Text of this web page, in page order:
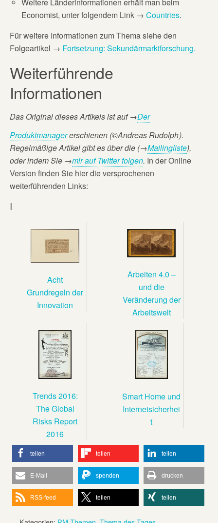
Weitere Länderinformationen erhält man beim
Economist, unter folgendem Link →Countries.
Für weitere Informationen zum Thema siehe den
Folgeartikel → Fortsetzung: Sekundärmarktforschung.
Weiterführende
Informationen
Das Original dieses Artikels ist auf→Der
Produktmanagererschienen (©Andreas Rudolph).
Regelmäßige Artikel gibt es über die (→Mailingliste),
oderindem Sie →mir auf Twitter folgen. In der Online
Version finden Sie hier die versprochenen
weiterführenden Links:
I
Acht
Grundregeln der
Innovation
Arbeiten 4.0 –
und die
Veränderung der
Arbeitswelt
Trends 2016:
The Global
Risks Report
2016
Smart Home und
Internetsicherhei
t
teilen teilen teilen
E-Mail spenden drucken
RSS-feed teilen teilen